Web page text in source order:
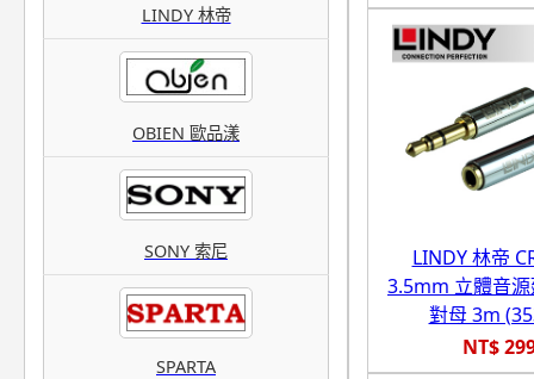
LINDY 林帝
OBIEN 歐品漾
SONY 索尼
SPARTA
LINDY 林帝
3.5mm 立體音
對母 3m
NT$